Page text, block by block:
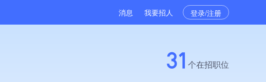
消息 我要招人 登录/注册
31 个在招职位